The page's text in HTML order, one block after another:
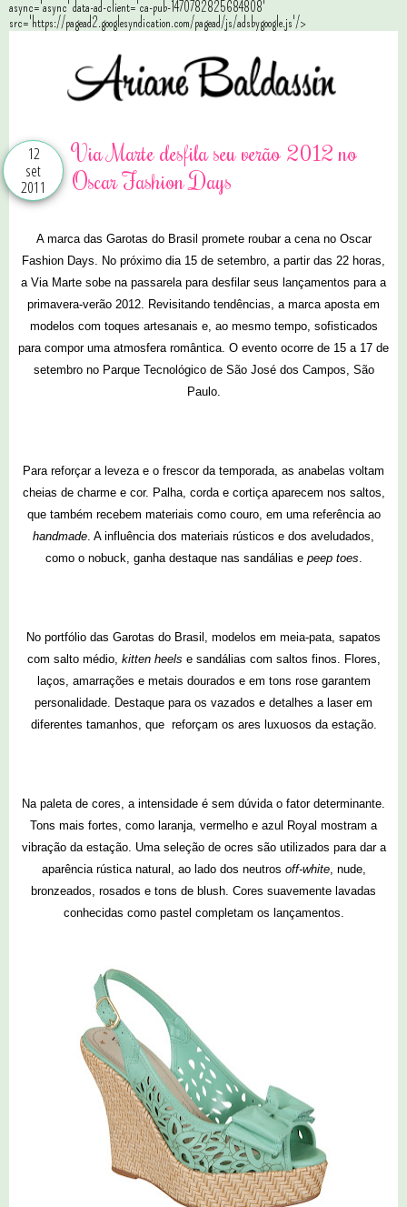
async='async' data-ad-client='ca-pub-1470782825684808'
src='https://pagead2.googlesyndication.com/pagead/js/adsbygoogle.js'/>
12
set
2011
Via Marte desfila seu verão 2012 no
Oscar Fashion Days
A marca das Garotas do Brasil promete roubar a cena no Oscar
Fashion Days. No próximo dia 15 de setembro, a partir das 22 horas,
a Via Marte sobe na passarela para desfilar seus lançamentos para a
primavera-verão 2012. Revisitando tendências, a marca aposta em
modelos com toques artesanais e, ao mesmo tempo, sofisticados
para compor uma atmosfera romântica. O evento ocorre de 15 a 17 de
setembro no Parque Tecnológico de São José dos Campos, São
Paulo.
Para reforçar a leveza e o frescor da temporada, as anabelas voltam
cheias de charme e cor. Palha, corda e cortiça aparecem nos saltos,
que também recebem materiais como couro, em uma referência ao
handmade. A influência dos materiais rústicos e dos aveludados,
como o nobuck, ganha destaque nas sandálias e peep toes.
No portfólio das Garotas do Brasil, modelos em meia-pata, sapatos
com salto médio, kitten heels e sandálias com saltos finos. Flores,
laços, amarrações e metais dourados e em tons rose garantem
personalidade. Destaque para os vazados e detalhes a laser em
diferentes tamanhos, que reforçam os ares luxuosos da estação.
Na paleta de cores, a intensidade é sem dúvida o fator determinante.
Tons mais fortes, como laranja, vermelho e azul Royal mostram a
vibração da estação. Uma seleção de ocres são utilizados para dar a
aparência rústica natural, ao lado dos neutros off-white, nude,
bronzeados, rosados e tons de blush. Cores suavemente lavadas
conhecidas como pastel completam os lançamentos.